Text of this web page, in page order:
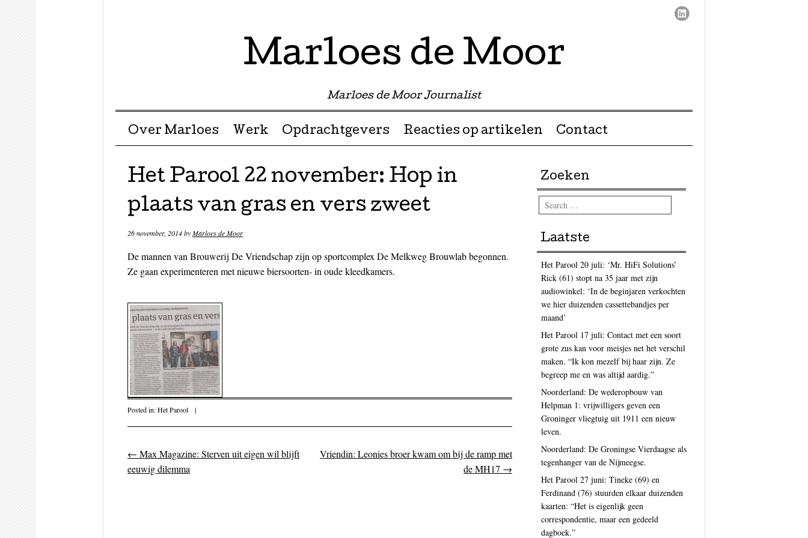
Marloes de Moor
Marloes de Moor Journalist
Menu ☰
Skip to content
Over Marloes Werk Opdrachtgevers Reacties op artikelen Contact
Het Parool 22 november: Hop in
plaats van gras en vers zweet
26 november, 2014byMarloes de Moor
De mannen van Brouwerij De Vriendschap zijn op sportcomplex De Melkweg Brouwlab begonnen.
Ze gaan experimenteren met nieuwe biersoorten- in oude kleedkamers.
Posted in:Het Parool |
Post navigation
← Max Magazine: Sterven uit eigen wil blijft
eeuwig dilemma
Vriendin: Leonies broer kwam om bij de ramp met
de MH17 →
Zoeken
Search
Laatste
Het Parool 20 juli: ‘Mr. HiFi Solutions’
Rick (61) stopt na 35 jaar met zijn
audiowinkel: ‘In de beginjaren verkochten
we hier duizenden cassettebandjes per
maand’
Het Parool 17 juli: Contact met een soort
grote zus kan voor meisjes net het verschil
maken. “Ik kon mezelf bij haar zijn. Ze
begreep me en was altijd aardig.”
Noorderland: De wederopbouw van
Helpman 1: vrijwilligers geven een
Groninger vliegtuig uit 1911 een nieuw
leven.
Noorderland: De Groningse Vierdaagse als
tegenhanger van de Nijmeegse.
Het Parool 27 juni: Tineke (69) en
Ferdinand (76) stuurden elkaar duizenden
kaarten: “Het is eigenlijk geen
correspondentie, maar een gedeeld
dagboek.”